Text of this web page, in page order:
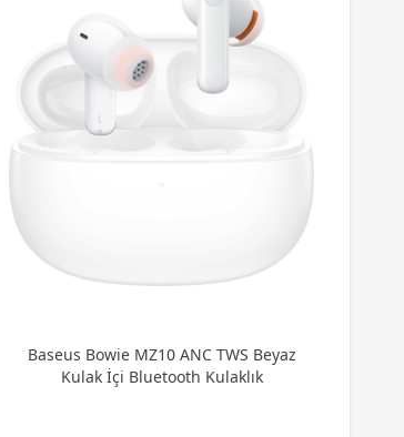
Baseus Bowie MZ10 ANC TWS Beyaz
Kulak İçi Bluetooth Kulaklık